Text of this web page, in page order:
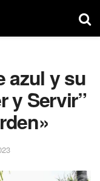
azul y su
y Servir”